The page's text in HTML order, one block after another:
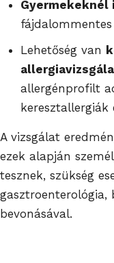
Gyermekeknél
fájdalommentes
Lehetőség van
allergénprofilt
keresztallergiák
A vizsgálat
ezek alapján
tesznek, szükség
gasztroenterológia,
bevonásával.